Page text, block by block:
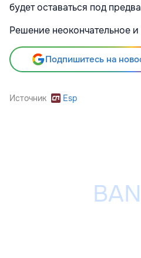
будет оставаться под
Решение неокончательное
Подпишитесь на
Источник Esp